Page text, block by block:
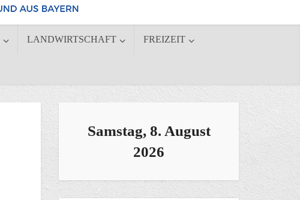
LANDWIRTSCHAFT FREIZEIT
Samstag, 8. August
2026